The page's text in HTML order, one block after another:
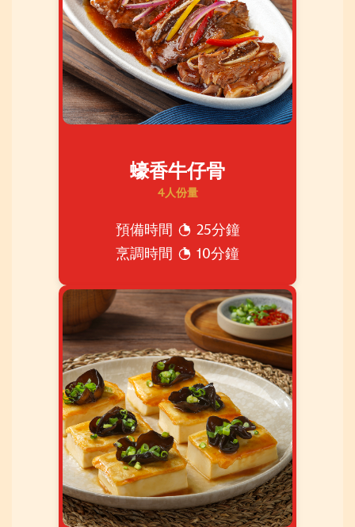
蠔香牛仔骨
4人份量
預備時間
25分鐘
烹調時間
10分鐘